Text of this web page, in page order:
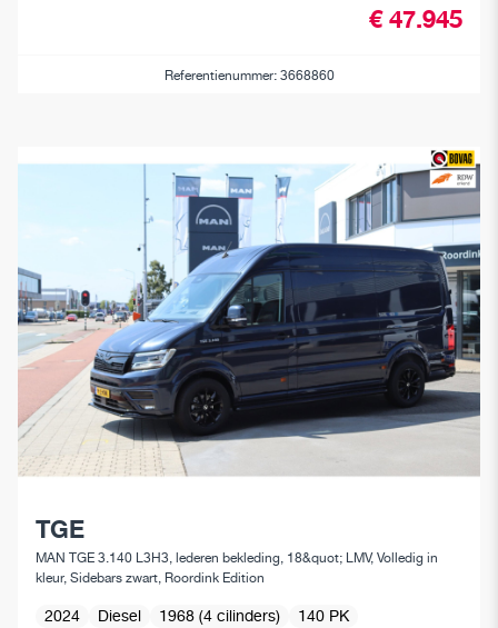
€ 47.945
Referentienummer: 3668860
TGE
MAN TGE 3.140 L3H3, lederen bekleding, 18&quot; LMV, Volledig in
kleur, Sidebars zwart, Roordink Edition
2024 Diesel 1968 (4 cilinders)
140 PK